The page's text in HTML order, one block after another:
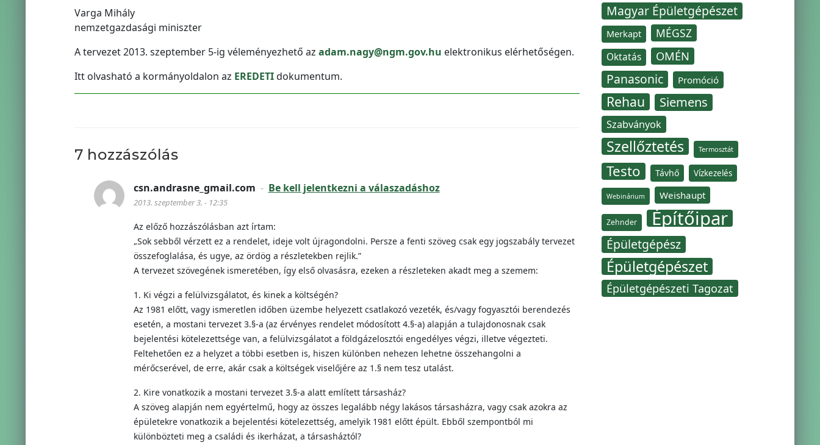
Varga Mihály
nemzetgazdasági miniszter
A tervezet 2013. szeptember 5-ig véleményezhető az adam.nagy@ngm.gov.hu elektronikus elérhetőségen.
Itt olvasható a kormányoldalon az EREDETIdokumentum.
7 hozzászólás
csn.andrasne_gmail.com - Be kell jelentkezni a válaszadáshoz
2013. szeptember 3. - 12:35
Az előző hozzászólásban azt írtam:
„Sok sebből vérzett ez a rendelet, ideje volt újragondolni. Persze a fenti szöveg csak egy jogszabály tervezet
összefoglalása, és ugye, az ördög a részletekben rejlik.”
A tervezet szövegének ismeretében, így első olvasásra, ezeken a részleteken akadt meg a szemem:
1. Ki végzi a felülvizsgálatot, és kinek a költségén?
Az 1981 előtt, vagy ismeretlen időben üzembe helyezett csatlakozó vezeték, és/vagy fogyasztói berendezés
esetén, a mostani tervezet 3.§-a (az érvényes rendelet módosított 4.§-a) alapján a tulajdonosnak csak
bejelentési kötelezettsége van, a felülvizsgálatot a földgázelosztói engedélyes végzi, illetve végezteti.
Feltehetően ez a helyzet a többi esetben is, hiszen különben nehezen lehetne összehangolni a
mérőcserével, de erre, akár csak a költségek viselőjére az 1.§ nem tesz utalást.
2. Kire vonatkozik a mostani tervezet 3.§-a alatt említett társasház?
A szöveg alapján nem egyértelmű, hogy az összes legalább négy lakásos társasházra, vagy csak azokra az
épületekre vonatkozik a bejelentési kötelezettség, amelyik 1981 előtt épült. Ebből szempontból mi
különbözteti meg a családi és ikerházat, a társasháztól?
Magyar Épületgépészet
Merkapt MÉGSZ
Oktatás OMÉN
Panasonic Promóció
Rehau Siemens
Szabványok
Szellőztetés Termosztát
Testo Távhő Vízkezelés
Webinárium Weishaupt
Zehnder Építőipar
Épületgépész
Épületgépészet
Épületgépészeti Tagozat